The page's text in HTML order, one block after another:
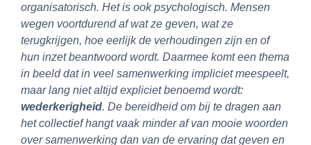
organisatorisch. Het is ook psychologisch. Mensen
wegen voortdurend af wat ze geven, wat ze
terugkrijgen, hoe eerlijk de verhoudingen zijn en of
hun inzet beantwoord wordt. Daarmee komt een thema
in beeld dat in veel samenwerking impliciet meespeelt,
maar lang niet altijd expliciet benoemd wordt:
wederkerigheid. De bereidheid om bij te dragen aan
het collectief hangt vaak minder af van mooie woorden
over samenwerking dan van de ervaring dat geven en